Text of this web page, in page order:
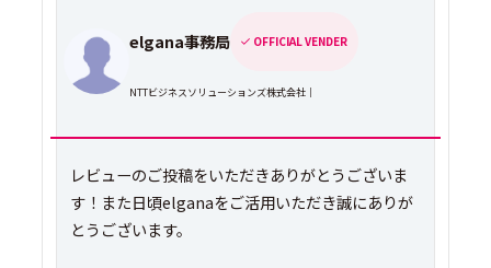
elgana事務局 OFFICIAL VENDER
NTTビジネスソリューションズ株式会社｜
レビューのご投稿をいただきありがとうございま
す！また日頃elganaをご活用いただき誠にありが
とうございます。